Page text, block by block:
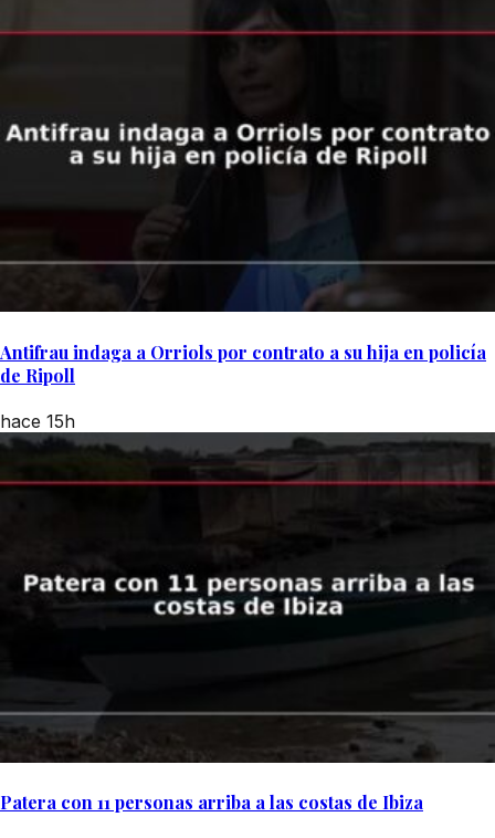
Antifrau indaga a Orriols por contrato a su hija en policía
de Ripoll
hace 15h
Patera con 11 personas arriba a las costas de Ibiza